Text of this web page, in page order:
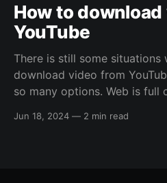
How to
YouTube
There is still some situations
download video from
so many options. Web is full
applications. But what about
Jun 18, 2024 — 2 min read